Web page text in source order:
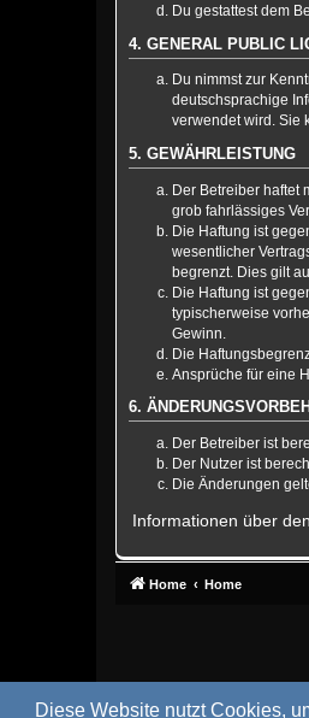
Diese Website nutzt Cookies,
Du gestattest dem
4. GENERAL PUBLIC
Du nimmst zur
deutschsprachige
verwendet wird. Sie
5. GEWÄHRLEISTUNG
Der Betreiber haftet
grob fahrlässiges
Die Haftung ist
wesentlicher
begrenzt. Dies gilt
Die Haftung ist
typischerweise
Gewinn.
Die
Ansprüche für eine
6.
Der Betreiber ist
Der Nutzer ist
Die Änderungen
Informationen über
Home Home